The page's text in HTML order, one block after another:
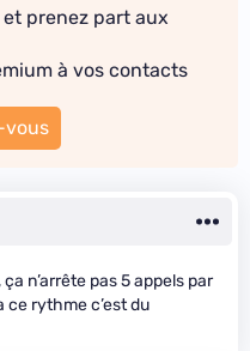
prenez part aux
à vos contacts
vous
n’arrête pas 5 appels par
ce rythme c’est du